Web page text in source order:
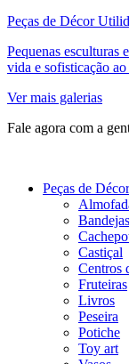
Peças de Décor
Pequenas esculturas
vida e sofisticação
Ver mais galerias
Fale agora com a
Peças de Décor
Bandejas
Castiçal
Centros
Fruteiras
Livros
Peseira
Potiche
Toy art